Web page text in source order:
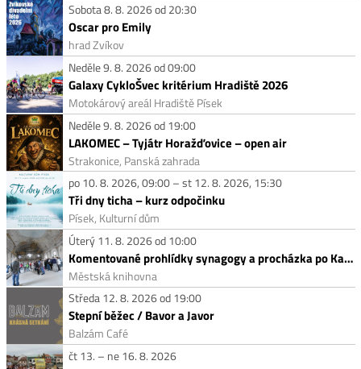
Sobota 8. 8. 2026 od 20:30
Oscar pro Emily
hrad Zvíkov
Neděle 9. 8. 2026 od 09:00
Galaxy CykloŠvec kritérium Hradiště 2026
Motokárový areál Hradiště Písek
Neděle 9. 8. 2026 od 19:00
LAKOMEC – Tyjátr Horažďovice – open air
Strakonice, Panská zahrada
po 10. 8. 2026, 09:00 – st 12. 8. 2026, 15:30
Tři dny ticha – kurz odpočinku
Písek, Kulturní dům
Úterý 11. 8. 2026 od 10:00
Komentované prohlídky synagogy a procházka po Kamenech zmizelých
Městská knihovna
Středa 12. 8. 2026 od 19:00
Stepní běžec / Bavor a Javor
Balzám Café
čt 13. – ne 16. 8. 2026